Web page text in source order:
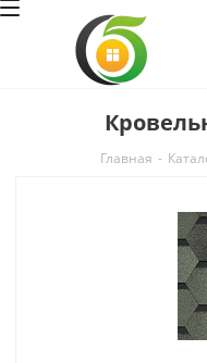
Главная -